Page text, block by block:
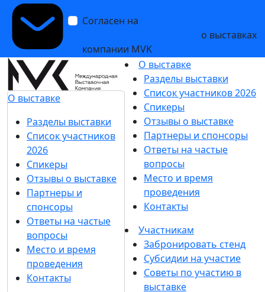
Согласен на
о выставках
компании MVK
О выставке
Разделы выставки
Список участников
2026
Спикеры
Отзывы о выставке
Партнеры и
спонсоры
Ответы на частые
вопросы
Место и время
проведения
Контакты
О выставке
Разделы выставки
Список участников 2026
Спикеры
Отзывы о выставке
Партнеры и спонсоры
Ответы на частые
вопросы
Место и время
проведения
Контакты
Участникам
Забронировать стенд
Субсидии на участие
Советы по участию в
выставке